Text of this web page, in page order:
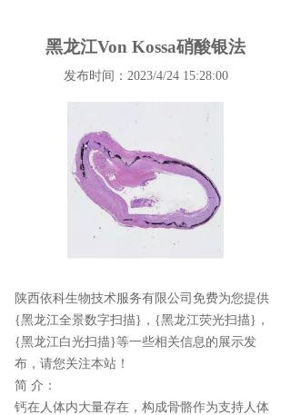
黑龙江Von Kossa硝酸银法
发布时间：2023/4/24 15:28:00
陕西依科生物技术服务有限公司免费为您提供
{黑龙江全景数字扫描} ，{黑龙江荧光扫描}，
{黑龙江白光扫描}等一些相关信息的展示发
布，请您关注本站！
简 介：
钙在人体内大量存在，构成骨骼作为支持人体